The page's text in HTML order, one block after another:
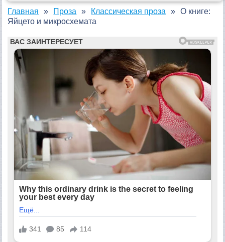
Главная Проза Классическая проза
О книге:
Яйцето и микросхемата